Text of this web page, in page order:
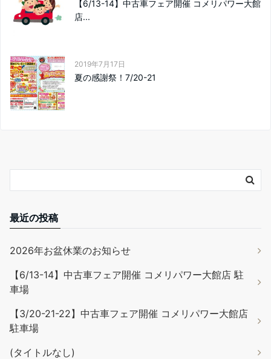
【6/13-14】中古車フェア開催 コメリパワー大館
店...
2019年7月17日
夏の感謝祭！7/20-21
最近の投稿
2026年お盆休業のお知らせ
【6/13-14】中古車フェア開催 コメリパワー大館店 駐
車場
【3/20-21-22】中古車フェア開催 コメリパワー大館店
駐車場
(タイトルなし)